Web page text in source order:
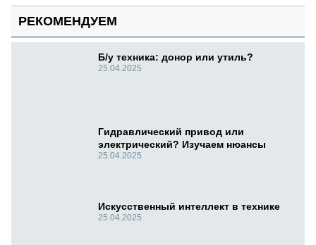
РЕКОМЕНДУЕМ
Б/у техника: донор или утиль?
25.04.2025
Гидравлический привод или
электрический? Изучаем нюансы
25.04.2025
Искусственный интеллект в технике
25.04.2025